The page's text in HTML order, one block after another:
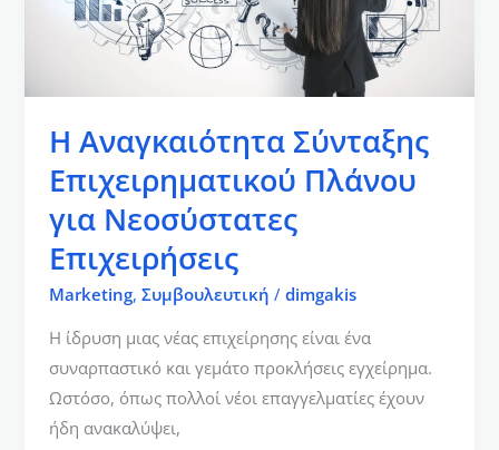
Η Αναγκαιότητα Σύνταξης
Επιχειρηματικού Πλάνου
για Νεοσύστατες
Επιχειρήσεις
Marketing,Συμβουλευτική /dimgakis
Η ίδρυση μιας νέας επιχείρησης είναι ένα
συναρπαστικό και γεμάτο προκλήσεις εγχείρημα.
Ωστόσο, όπως πολλοί νέοι επαγγελματίες έχουν
ήδη ανακαλύψει,
Νεοσύστατες
Επιχειρήσεις